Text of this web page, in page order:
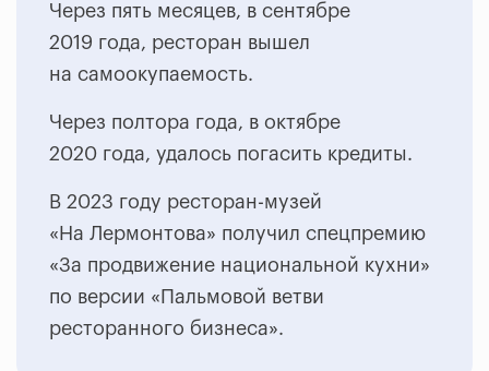
Через пять месяцев, в сентябре
2019 года, ресторан вышел
на самоокупаемость.
Через полтора года, в октябре
2020 года, удалось погасить кредиты.
В 2023 году ресторан-музей
«На Лермонтова» получил спецпремию
«За продвижение национальной кухни»
по версии «Пальмовой ветви
ресторанного бизнеса».